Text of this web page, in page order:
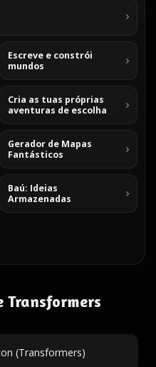
Escreve e constrói
mundos
Cria as tuas próprias
aventuras de escolha
Gerador de Mapas
Fantásticos
Baú: Ideias
Armazenadas
Transformers
(Transformers)